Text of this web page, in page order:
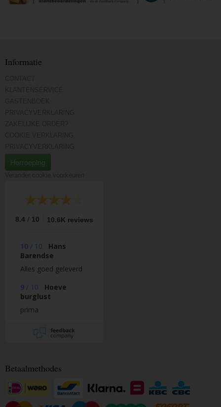
Informatie
Herroeping
8.4 / 10 10.6K reviews
10 / 10
Hans
Barendse
Alles goed geleverd
9 / 10
Hoeve
burglust
prima
Betaalmethodes